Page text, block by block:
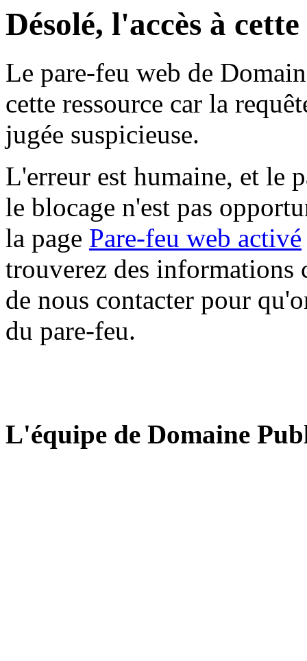
Désolé, l'accès à
Le pare-feu web de
cette ressource car la
jugée suspicieuse.
L'erreur est humaine, et le
le blocage n'est pas
la page Pare-feu web activé
trouverez des informations
de nous contacter pour
du pare-feu.
L'équipe de Domaine